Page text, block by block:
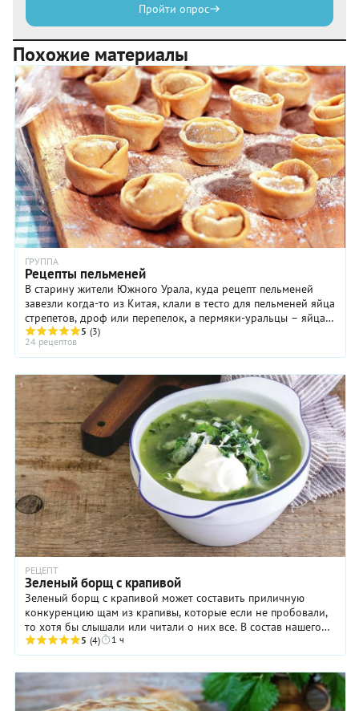
Пройти опрос
Похожие материалы
ГРУППА
Рецепты пельменей
В старину жители Южного Урала, куда рецепт пельменей
завезли когда-то из Китая, клали в тесто для пельменей яйца
стрепетов, дроф или перепелок, а пермяки-уральцы – яйца
куропаток. Сейчас, обычно, ...
5 (3)
24 рецептов
РЕЦЕПТ
Зеленый борщ с крапивой
Зеленый борщ с крапивой может составить приличную
конкуренцию щам из крапивы, которые если не пробовали,
то хотя бы слышали или читали о них все. В состав нашего
супа входит нежная молодая ...
5 (4) 1 ч